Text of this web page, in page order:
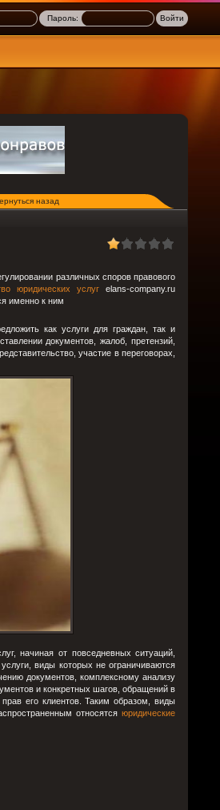
Пароль:
назад
различных споров правового
юридических услуг elans-company.ru
именно к ним
как услуги для граждан, так и
документов, жалоб, претензий,
участие в переговорах,
начиная от повседневных ситуаций,
виды которых не ограничиваются
документов, комплексному анализу
и конкретных шагов, обращений в
его клиентов. Таким образом, виды
относятсяюридические